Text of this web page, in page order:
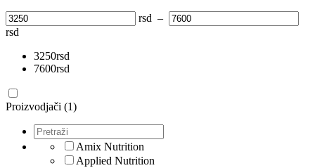
rsd –
rsd
3250rsd
7600rsd
Proizvodjači (1)
Amix Nutrition
Applied Nutrition